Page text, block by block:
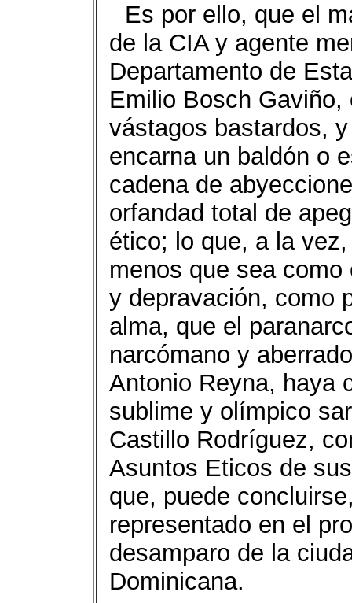
Es por ello, que el
de la CIA y agente
Departamento de
Emilio Bosch
vástagos bastardos,
encarna un baldón o
cadena de
orfandad total de
ético; lo que, a la
menos que sea
y depravación, como
alma, que el
narcómano y
Antonio Reyna, haya
sublime y olímpico
Castillo Rodríguez,
Asuntos Eticos de
que, puede
representado en el
desamparo de la
Dominicana.